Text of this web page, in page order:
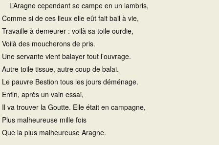
L’Aragne cependant se campe en un lambris,
Comme si de ces lieux elle eût fait bail à vie,
Travaille à demeurer : voilà sa toile ourdie,
Voilà des moucherons de pris.
Une servante vient balayer tout l’ouvrage.
Autre toile tissue, autre coup de balai.
Le pauvre Bestion tous les jours déménage.
Enfin, après un vain essai,
Il va trouver la Goutte. Elle était en campagne,
Plus malheureuse mille fois
Que la plus malheureuse Aragne.